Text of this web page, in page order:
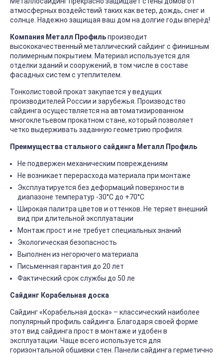
атмосферных воздействий таких как ветер, дождь, снег и
солнце. Надежно защищая ваш дом на долгие годы вперёд!
Компания Металл Профильпроизводит
высококачественный металлический сайдинг с финишным
полимерным покрытием. Материал используется для
отделки зданий и сооружений, в том числе в составе
фасадных систем с утеплителем.
Тонколистовой прокат закупается у ведущих
производителей России и зарубежья. Производство
сайдинга осуществляется на автоматизированном
многоклетьевом прокатном стане, который позволяет
четко выдерживать заданную геометрию профиля.
Преимущества стального сайдинга Металл Профиль
Не подвержен механическим повреждениям
Не возникает перерасхода материала при монтаже
Эксплуатируется без деформаций поверхности в
диапазоне температур -30°C до +70°C
Широкая палитра цветов и оттенков. Не теряет внешний
вид при длительной эксплуатации
Монтаж прост и не требует специальных знаний
Экологическая безопасность
Выполнен из негорючего материала
Письменная гарантия до 20 лет
Фактический срок службы до 50 ле
Сайдинг Корабельная доска
Сайдинг «Корабельная доска» – классический наиболее
популярный профиль сайдинга. Благодаря своей форме
этот вид сайдинга прост в монтаже и удобен в
эксплуатации. Чаще всего используется для
горизонтальной обшивки стен. Панели сайдинга герметично